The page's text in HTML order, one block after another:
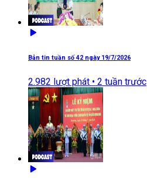
Bản tin tuần số 42 ngày 19/7/2026
2.982 lượt phát • 2 tuần trước